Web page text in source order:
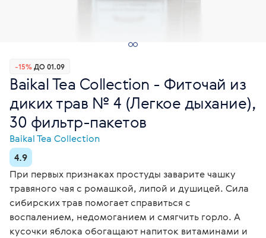
-15%ДО 01.09
Baikal Tea Collection - Фиточай из
диких трав № 4 (Легкое дыхание),
30 фильтр-пакетов
Baikal Tea Collection
4.9
При первых признаках простуды заварите чашку
травяного чая с ромашкой, липой и душицей. Сила
сибирских трав помогает справиться с
воспалением, недомоганием и смягчить горло. А
кусочки яблока обогащают напиток витаминами и